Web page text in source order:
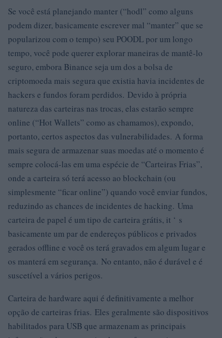
Se você está planejando manter (“hodl” como alguns
podem dizer, basicamente escrever mal “manter” que se
popularizou com o tempo) seu POODL por um longo
tempo, você pode querer explorar maneiras de mantê-lo
seguro, embora Binance seja um dos a bolsa de
criptomoeda mais segura que existia havia incidentes de
hackers e fundos foram perdidos. Devido à própria
natureza das carteiras nas trocas, elas estarão sempre
online (“Hot Wallets” como as chamamos), expondo,
portanto, certos aspectos das vulnerabilidades. A forma
mais segura de armazenar suas moedas até o momento é
sempre colocá-las em uma espécie de “Carteiras Frias”,
onde a carteira só terá acesso ao blockchain (ou
simplesmente “ficar online”) quando você enviar fundos,
reduzindo as chances de incidentes de hacking. Uma
carteira de papel é um tipo de carteira grátis, it ‘ s
basicamente um par de endereços públicos e privados
gerados offline e você os terá gravados em algum lugar e
os manterá em segurança. No entanto, não é durável e é
suscetível a vários perigos.
Carteira de hardware aqui é definitivamente a melhor
opção de carteiras frias. Eles geralmente são dispositivos
habilitados para USB que armazenam as principais